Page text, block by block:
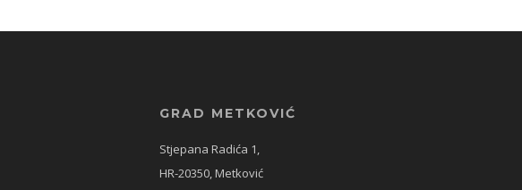
GRAD METKOVIĆ
Stjepana Radića 1,
HR-20350, Metković